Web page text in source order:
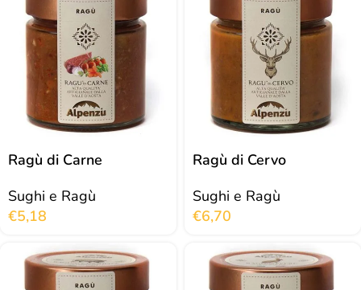
Ragù di Carne
Sughi e Ragù
€5,18
Ragù di Cervo
Sughi e Ragù
€6,70